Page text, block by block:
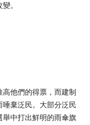
。
他們的得票，而建制
棄泛民。大部分泛民
中打出鮮明的雨傘旗